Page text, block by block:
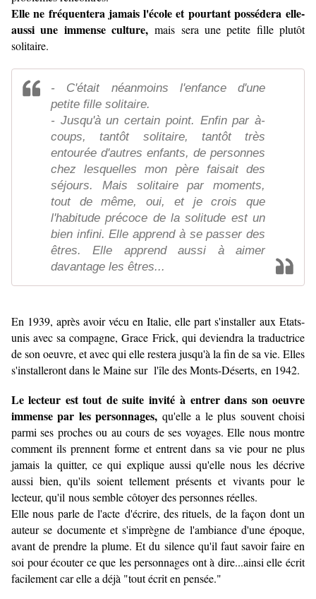
Elle ne fréquentera jamais l'école et pourtant possédera elle-
aussi une immense culture, mais sera une petite fille plutôt
solitaire.
- C'était néanmoins l'enfance d'une
petite fille solitaire.
- Jusqu'à un certain point. Enfin par à-
coups, tantôt solitaire, tantôt très
entourée d'autres enfants, de personnes
chez lesquelles mon père faisait des
séjours. Mais solitaire par moments,
tout de même, oui, et je crois que
l'habitude précoce de la solitude est un
bien infini. Elle apprend à se passer des
êtres. Elle apprend aussi à aimer
davantage les êtres...
En 1939, après avoir vécu en Italie, elle part s'installer aux Etats-
unis avec sa compagne, Grace Frick, qui deviendra la traductrice
de son oeuvre, et avec qui elle restera jusqu'à la fin de sa vie. Elles
s'installeront dans le Maine sur l'île des Monts-Déserts, en 1942.
Le lecteur est tout de suite invité à entrer dans son oeuvre
immense par les personnages, qu'elle a le plus souvent choisi
parmi ses proches ou au cours de ses voyages. Elle nous montre
comment ils prennent forme et entrent dans sa vie pour ne plus
jamais la quitter, ce qui explique aussi qu'elle nous les décrive
aussi bien, qu'ils soient tellement présents et vivants pour le
lecteur, qu'il nous semble côtoyer des personnes réelles.
Elle nous parle de l'acte d'écrire, des rituels, de la façon dont un
auteur se documente et s'imprègne de l'ambiance d'une époque,
avant de prendre la plume. Et du silence qu'il faut savoir faire en
soi pour écouter ce que les personnages ont à dire...ainsi elle écrit
facilement car elle a déjà "tout écrit en pensée."